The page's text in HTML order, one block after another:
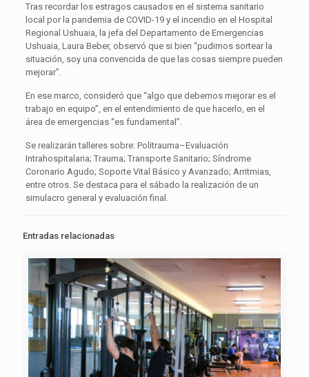
Tras recordar los estragos causados en el sistema sanitario
local por la pandemia de COVID-19 y el incendio en el Hospital
Regional Ushuaia, la jefa del Departamento de Emergencias
Ushuaia, Laura Beber, observó que si bien “pudimos sortear la
situación, soy una convencida de que las cosas siempre pueden
mejorar”.
En ese marco, consideró que “algo que debemos mejorar es el
trabajo en equipo”, en el entendimiento de que hacerlo, en el
área de emergencias “es fundamental”.
Se realizarán talleres sobre: Politrauma–Evaluación
Intrahospitalaria; Trauma; Transporte Sanitario; Síndrome
Coronario Agudo; Soporte Vital Básico y Avanzado; Arritmias,
entre otros. Se destaca para el sábado la realización de un
simulacro general y evaluación final.
Entradas relacionadas